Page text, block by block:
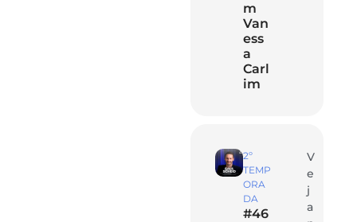
m
Van
ess
a
Carl
im
2º
TEMP
ORA
DA
#46
V
e
j
a